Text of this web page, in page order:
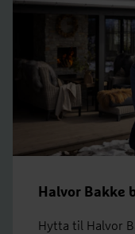
Halvor Bakke
Hytta til Halvor